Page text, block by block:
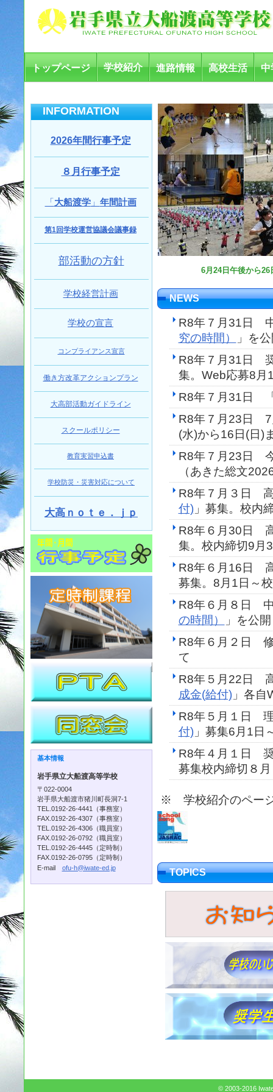
6月24日午後から
NEWS
R8年７月31日
究の時間）
」を
R8年７月31日
集。Web応募8月
R8年７月31日
R8年７月23日 7
(水)から16日(日)
R8年７月23日
（あきた総文
R8年７月３日
付)」募集。校内
R8年６月30日
集。校内締切9月
R8年６月16日
募集。8月1日～
R8年６月８日
の時間）
」を公
R8年６月２日
て
R8年５月22日
成金(給付)」各自
R8年５月１日
付)」募集6月1日
R8年４月１日
募集校内締切８
※ 学校紹介のペー
TOPICS
トップページ 学校紹介 進路情報 高校生活 中
INFORMATION
2026年間行事予定
８月行事予定
「大船渡学」 年間計画
第1回学校運営協議会議事録
部活動の方針
学校経営計画
学校の宣言
コンプライアンス宣言
働き方改革アクションプラン
大高部活動ガイドライン
スクールポリシー
教育実習申込書
学校防災・災害対応について
大高ｎｏｔｅ．ｊｐ
基本情報
岩手県立大船渡高等学校
〒022-0004
岩手県大船渡市猪川町長洞7-1
TEL.0192-26-4441（事務室）
FAX.0192-26-4307（事務室）
TEL.0192-26-4306（職員室）
FAX.0192-26-0792（職員室）
TEL.0192-26-4445（定時制）
FAX.0192-26-0795（定時制）
E-mail ofu-h@iwate-ed.jp
© 2003-2016